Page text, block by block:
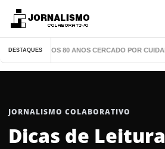
DESTAQUES
CHEGA AOS 80 ANOS CERCADO POR CUIDADOS
JORNALISMO COLABORATIVO
Dicas de Leitura